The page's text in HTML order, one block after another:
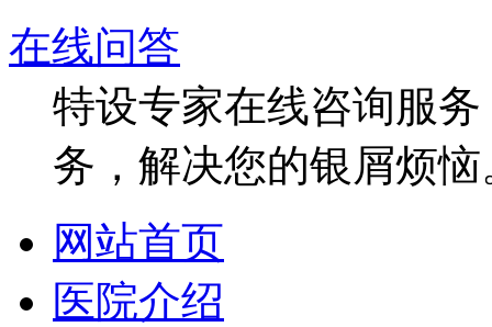
在线问答
特设专家在线咨询服
务，解决您的银屑烦恼
网站首页
医院介绍